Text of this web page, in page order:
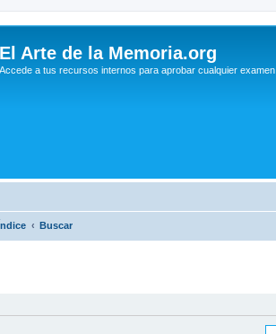
El Arte de la Memoria.org
Accede a tus recursos internos para aprobar cualquier examen
Buscar